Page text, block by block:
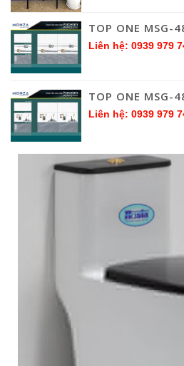
TOP ONE MSG-
Liên hệ: 0939 979
TOP ONE MSG-
Liên hệ: 0939 979